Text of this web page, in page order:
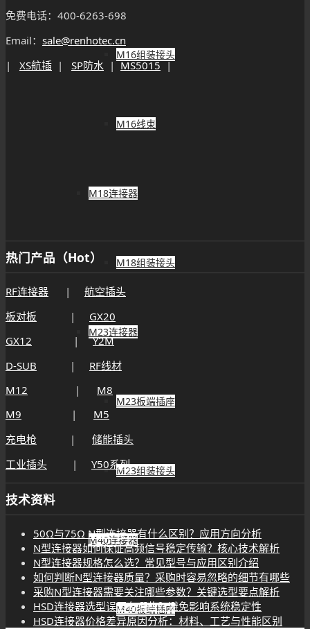
M16组装接头
M16线束
M18连接器
M18组装接头
M23连接器
M23板端插座
M23组装接头
M40连接器
M40板端插座
免费电话：400-6263-698
Email： sale@renhotec.cn
| XS航插 | SP防水 |MS5015|
热门产品（Hot）
RF连接器 | 航空插头
板对板 | GX20
GX12 |Y2M
D-SUB | RF线材
M12 | M8
M9 | M5
充电枪 | 储能插头
工业插头 | Y50系列
技术资料
50Ω与75Ω N型连接器有什么区别？应用方向分析
N型连接器如何保证高频信号稳定传输？核心技术解析
N型连接器规格怎么选？常见型号与应用区别介绍
如何判断N型连接器质量？采购时容易忽略的细节有哪些
采购N型连接器需要关注哪些参数？关键选型要点解析
HSD连接器选型误区有哪些？避免影响系统稳定性
HSD连接器价格差异原因分析：材料、工艺与性能区别